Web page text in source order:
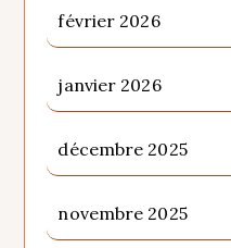
février 2026
janvier 2026
décembre 2025
novembre 2025